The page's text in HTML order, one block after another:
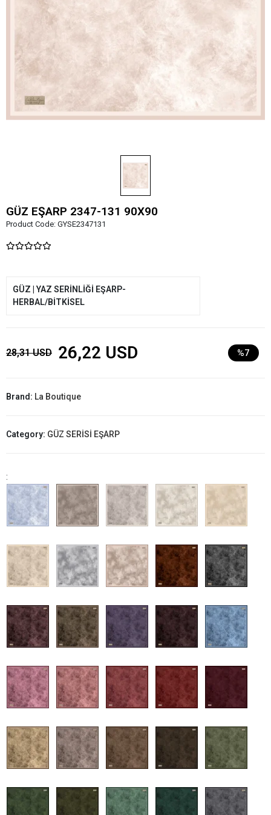
GÜZ EŞARP 2347-131 90X90
Product Code: GYSE2347131
GÜZ | YAZ SERİNLİĞİ EŞARP-
HERBAL/BİTKİSEL
28,31 USD 26,22 USD %7
Brand: La Boutique
Category: GÜZ SERİSİ EŞARP
: